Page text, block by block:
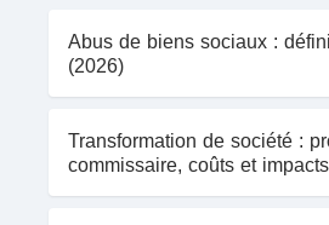
Abus de biens sociaux :
(2026)
Transformation de société :
commissaire, coûts et